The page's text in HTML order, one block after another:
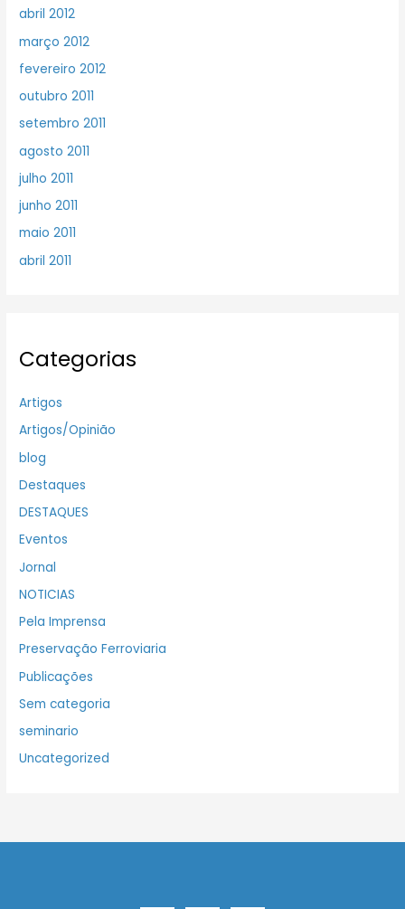
abril 2012
março 2012
fevereiro 2012
outubro 2011
setembro 2011
agosto 2011
julho 2011
junho 2011
maio 2011
abril 2011
Categorias
Artigos
Artigos/Opinião
blog
Destaques
DESTAQUES
Eventos
Jornal
NOTICIAS
Pela Imprensa
Preservação Ferroviaria
Publicações
Sem categoria
seminario
Uncategorized